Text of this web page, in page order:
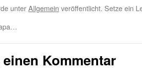
unterAllgemein veröffentlicht. Setze ein
Kommentar